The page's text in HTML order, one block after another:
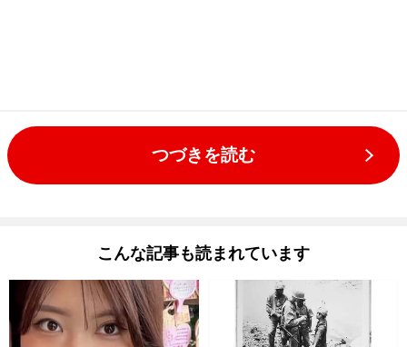
つづきを読む
こんな記事も読まれています